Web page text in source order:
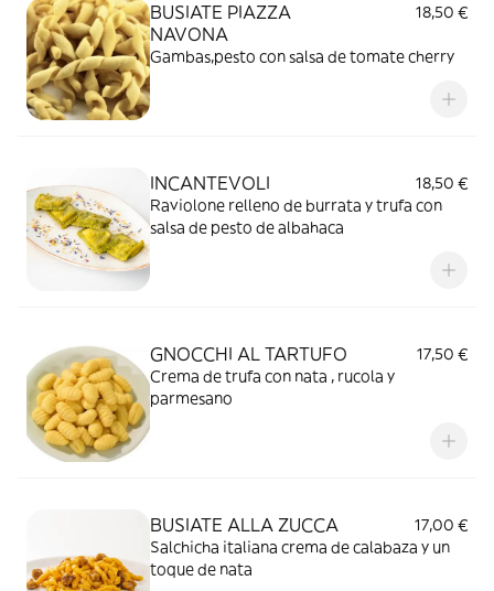
BUSIATE PIAZZA
NAVONA
18,50 €
Gambas,pesto con salsa de tomate cherry
INCANTEVOLI
18,50 €
Raviolone relleno de burrata y trufa con
salsa de pesto de albahaca
GNOCCHI AL TARTUFO
17,50 €
Crema de trufa con nata , rucola y
parmesano
BUSIATE ALLA ZUCCA
17,00 €
Salchicha italiana crema de calabaza y un
toque de nata